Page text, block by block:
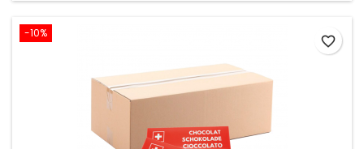
-10%
favorite_border